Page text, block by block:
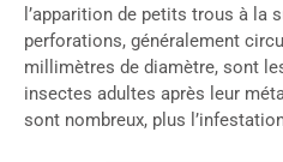
l’apparition de petits trous à la
perforations, généralement
millimètres de diamètre, sont
insectes adultes après leur
sont nombreux, plus